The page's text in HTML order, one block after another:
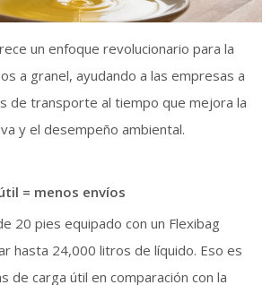
un enfoque revolucionario para la
a granel, ayudando a las empresas a
de transporte al tiempo que mejora la
y el desempeño ambiental.
= menos envíos
20 pies equipado con un Flexibag
hasta 24,000 litros de líquido. Eso es
de carga útil en comparación con la